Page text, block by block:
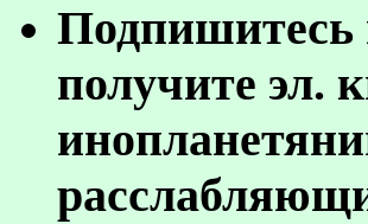
Подпишитесь
получите эл.